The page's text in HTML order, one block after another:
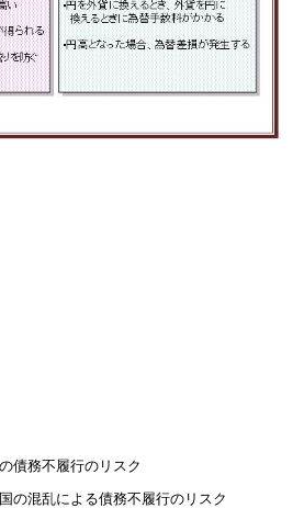
債務不履行のリスク
の混乱による債務不履行のリスク